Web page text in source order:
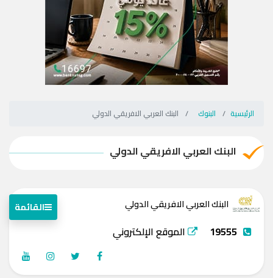
الرئيسية البنوك البنك العربي الافريقي الدولي
البنك العربي الافريقي الدولي
البنك العربي الافريقي الدولي القائمة
19555 الموقع الإلكتروني